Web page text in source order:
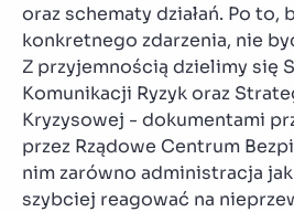
oraz schematy działań. Po to,
konkretnego zdarzenia, nie
Z przyjemnością dzielimy się
Komunikacji Ryzyk oraz
Kryzysowej - dokumentami
przez Rządowe Centrum
nim zarówno administracja
szybciej reagować na